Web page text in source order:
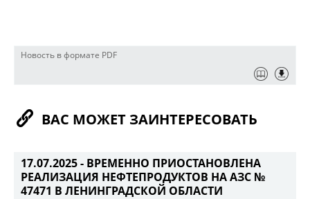
Новость в формате PDF
ВАС МОЖЕТ ЗАИНТЕРЕСОВАТЬ
17.07.2025 - ВРЕМЕННО ПРИОСТАНОВЛЕНА
РЕАЛИЗАЦИЯ НЕФТЕПРОДУКТОВ НА АЗС №
47471 В ЛЕНИНГРАДСКОЙ ОБЛАСТИ